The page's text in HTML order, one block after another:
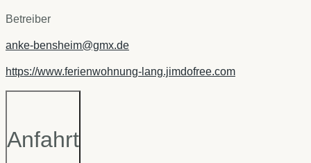
Betreiber
anke-bensheim@gmx.de
https://www.ferienwohnung-lang.jimdofree.com
Anfahrt